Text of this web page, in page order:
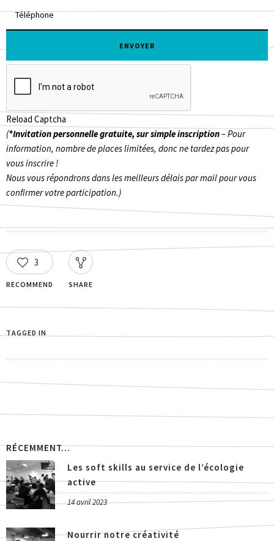
Reload Captcha
(*Invitation personnelle gratuite, sur simple inscription– Pour
information, nombre de places limitées, donc ne tardez pas pour
vous inscrire !
Nous vous répondrons dans les meilleurs délais par mail pour vous
confirmer votre participation.)
3
RECOMMEND SHARE
TAGGED IN
RÉCEMMENT...
Les soft skills au service de l’écologie
active
14 avril 2023
Nourrir notre créativité